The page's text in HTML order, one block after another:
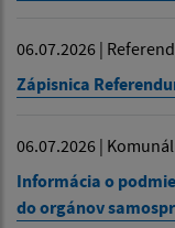
06.07.2026 |
Zápisnica
06.07.2026 |
Informácia o
do orgánov